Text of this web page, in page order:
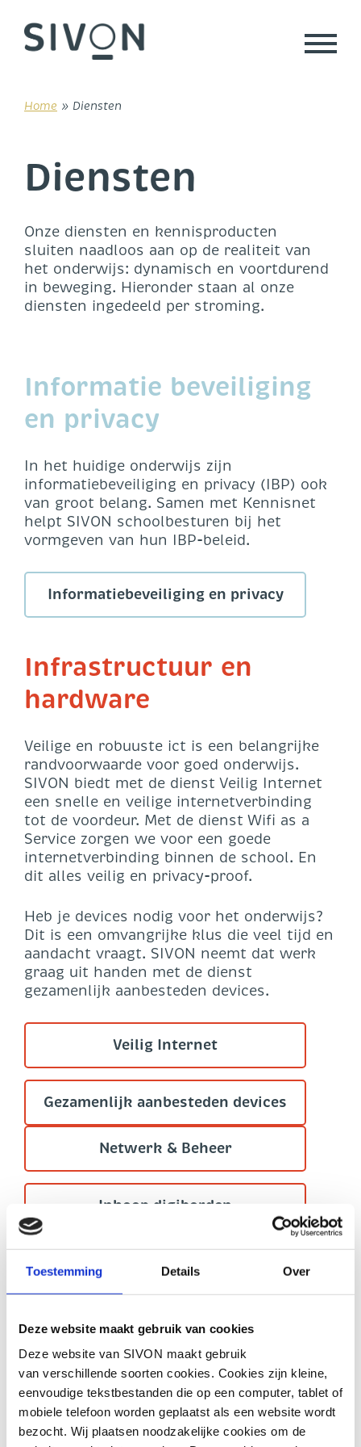
Toestemming Details Over
Deze website maakt gebruik van cookies
Deze website van SIVON maakt gebruik
van verschillende soorten cookies. Cookies zijn kleine,
eenvoudige tekstbestanden die op een computer, tablet of
mobiele telefoon worden geplaatst als een website wordt
bezocht. Wij plaatsen noodzakelijke cookies om de
content
Home » Diensten
Diensten
Onze diensten en kennisproducten
sluiten naadloos aan op de realiteit van
het onderwijs: dynamisch en voortdurend
in beweging. Hieronder staan al onze
diensten ingedeeld per stroming.
Informatie beveiliging
en privacy
In het huidige onderwijs zijn
informatiebeveiliging en privacy (IBP) ook
van groot belang. Samen met Kennisnet
helpt SIVON schoolbesturen bij het
vormgeven van hun IBP-beleid.
Informatiebeveiliging en privacy
Infrastructuur en
hardware
Veilige en robuuste ict is een belangrijke
randvoorwaarde voor goed onderwijs.
SIVON biedt met de dienst Veilig Internet
een snelle en veilige internetverbinding
tot de voordeur. Met de dienst Wifi as a
Service zorgen we voor een goede
internetverbinding binnen de school. En
dit alles veilig en privacy-proof.
Heb je devices nodig voor het onderwijs?
Dit is een omvangrijke klus die veel tijd en
aandacht vraagt. SIVON neemt dat werk
graag uit handen met de dienst
gezamenlijk aanbesteden devices.
Veilig Internet
Gezamenlijk aanbesteden devices
Netwerk & Beheer
Inkoop digiborden
Leermiddelen en
Leermiddelen die aansluiten bij de
onderwijsvisie van uw school zijn
essentieel voor goed onderwijs. Maar de
aanbesteding ervan is een omvangrijke
klus. SIVON kan je hierbij helpen en werk